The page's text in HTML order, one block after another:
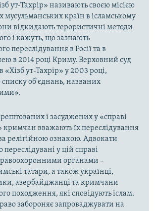
ут-Тахрір» називають своєю місією
мусульманських країн в ісламському
відкидають терористичні методи
і кажуть, що зазнають
переслідування в Росії та в
в 2014 році Криму. Верховний суд
«Хізб ут-Тахрір» у 2003 році,
об'єднань, названих
і засуджених у «справі
кримчан вважають їх переслідування
релігійною ознакою. Адвокати
у цій справі
органами –
татари, а також українці,
азербайджанці та кримчани
походження, які сповідують іслам.
забороняє запроваджувати на